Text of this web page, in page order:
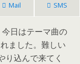
Mail SMS
日はテーマ曲の
ました。難しい
込んで来てく